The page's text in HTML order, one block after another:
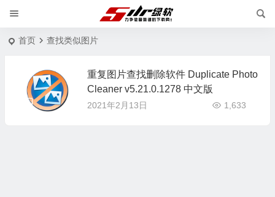
首页 查找类似图片
重复图片查找删除软件 Duplicate Photo
Cleaner v5.21.0.1278 中文版
2021年2月13日 1,633